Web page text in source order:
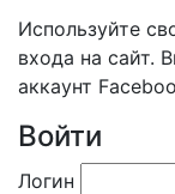
Используйте
входа на сайт.
аккаунт
Войти
Логин